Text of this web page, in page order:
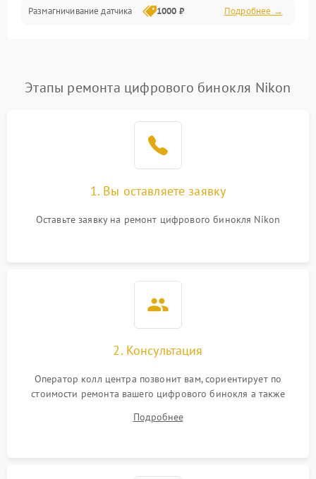
Размагничивание датчика 1000 ₽ Подробнее →
Неправильная передача
1000 ₽
Перегрев устройства
Этапы ремонта цифрового бинокля Nikon
1. Вы оставляете заявку
Оставьте заявку на ремонт цифрового бинокля Nikon
2. Консультация
Оператор колл центра позвонит вам, сориентирует по
стоимости ремонта вашего цифрового бинокля а также
Подробнее